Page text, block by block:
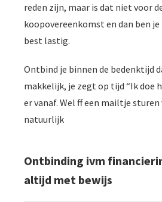
reden zijn, maar is dat niet voor
koopovereenkomst en dan ben je
best lastig.
Ontbind je binnen de bedenktijd
makkelijk, je zegt op tijd “Ik doe
er vanaf. Wel ff een mailtje sturen
natuurlijk
Ontbinding ivm
altijd met bewijs